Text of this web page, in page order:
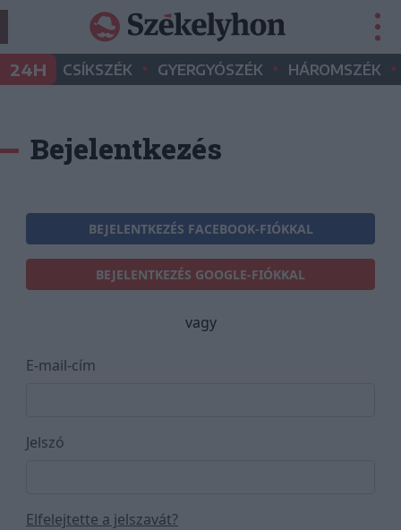
24H CSÍKSZÉK • GYERGYÓSZÉK • HÁROMSZÉK •
Bejelentkezés
BEJELENTKEZÉS FACEBOOK-FIÓKKAL
BEJELENTKEZÉS GOOGLE-FIÓKKAL
vagy
E-mail-cím
Jelszó
Elfelejtette a jelszavát?